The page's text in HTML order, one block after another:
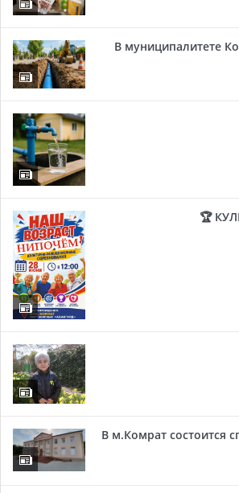
В муниципалитете
🏆
В м.Комрат состоится